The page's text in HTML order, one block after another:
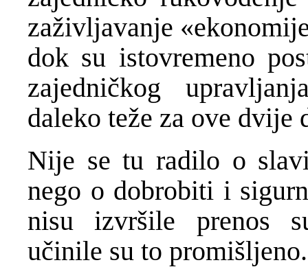
zaživljavanje
dok su istovremeno
zajedničkog
daleko teže za ove dvije
Nije se tu radilo o
nego o dobrobiti i
nisu izvršile prenos
učinile su to promišljeno.